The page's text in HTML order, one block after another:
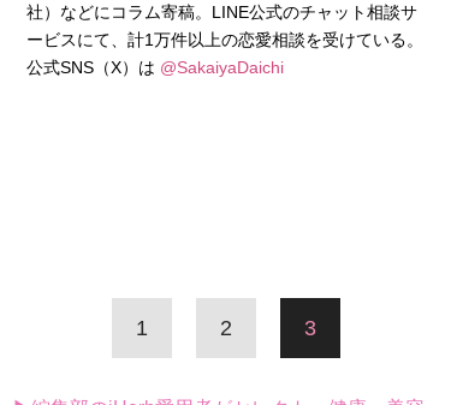
社）などにコラム寄稿。LINE公式のチャット相談サ
ービスにて、計1万件以上の恋愛相談を受けている。
公式SNS（X）は @SakaiyaDaichi
1 2 3